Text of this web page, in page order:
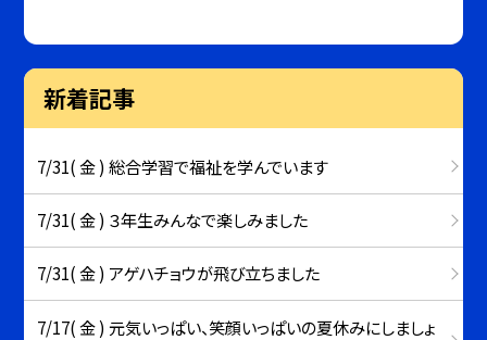
新着記事
7/31( 金 ) 総合学習で福祉を学んでいます
7/31( 金 ) ３年生みんなで楽しみました
7/31( 金 ) アゲハチョウが飛び立ちました
7/17( 金 ) 元気いっぱい、笑顔いっぱいの夏休みにしましょ